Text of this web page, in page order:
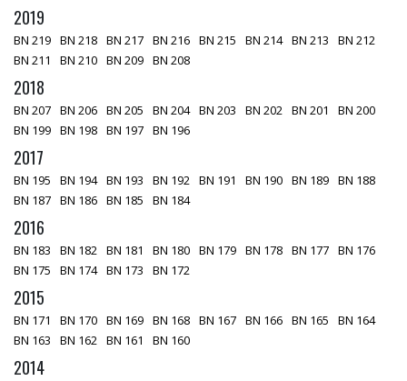
2019
BN 219 BN 218 BN 217 BN 216 BN 215 BN 214 BN 213
BN 212
BN 211
BN 210 BN 209 BN 208
2018
BN 207 BN 206 BN 205 BN 204 BN 203 BN 202 BN 201
BN 200
BN 199 BN 198 BN 197 BN 196
2017
BN 195 BN 194 BN 193 BN 192 BN 191 BN 190 BN 189 BN 188
BN 187 BN 186 BN 185 BN 184
2016
BN 183 BN 182 BN 181 BN 180 BN 179 BN 178 BN 177 BN 176
BN 175
BN 174 BN 173 BN 172
2015
BN 171 BN 170 BN 169 BN 168 BN 167 BN 166 BN 165
BN 164
BN 163
BN 162 BN 161 BN 160
2014